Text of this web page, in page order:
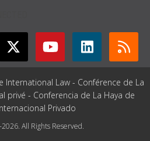
International Law - Conférence de La
privé - Conferencia de La Haya de
Privado
All Rights Reserved.